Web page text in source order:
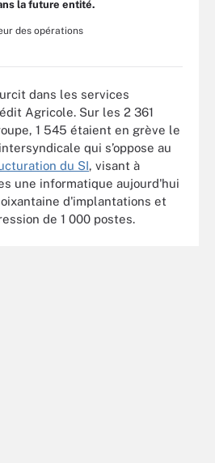
la future entité.
des opérations
dans les services
Agricole. Sur les 2 361
1 545 étaient en grève le
qui s’oppose au
du SI, visant à
une informatique aujourd'hui
d'implantations et
de 1 000 postes.